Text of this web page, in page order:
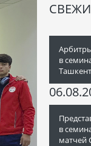
в
в
матчей